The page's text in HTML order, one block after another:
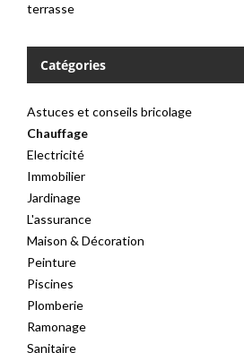
terrasse
Catégories
Astuces et conseils bricolage
Chauffage
Electricité
Immobilier
Jardinage
L'assurance
Maison & Décoration
Peinture
Piscines
Plomberie
Ramonage
Sanitaire